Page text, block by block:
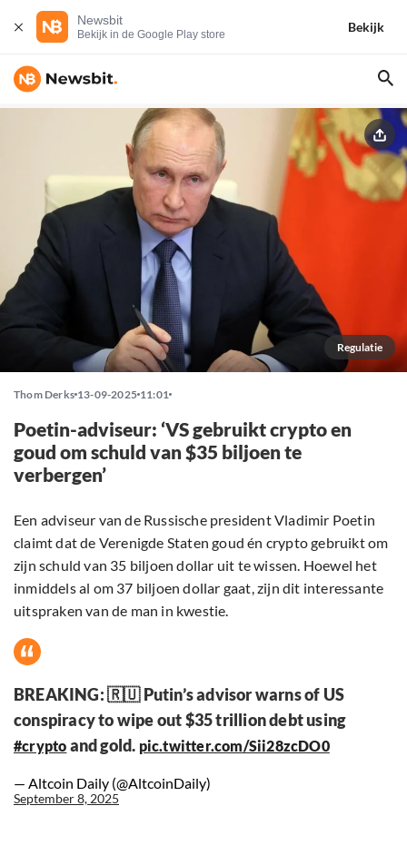
Newsbit
Bekijk in de Google Play store
Bekijk
Regulatie
Thom Derks 13-09-2025 11:01
Poetin-adviseur: ‘VS gebruikt crypto en
goud om schuld van $35 biljoen te
verbergen’
Een adviseur van de Russische president Vladimir Poetin
claimt dat de Verenigde Staten goud én crypto gebruikt om
zijn schuld van 35 biljoen dollar uit te wissen. Hoewel het
inmiddels al om 37 biljoen dollar gaat, zijn dit interessante
uitspraken van de man in kwestie.
BREAKING: 🇷🇺 Putin’s advisor warns of US
conspiracy to wipe out $35 trillion debt using
#crypto and gold. pic.twitter.com/Sii28zcDO0
— Altcoin Daily (@AltcoinDaily)
September 8, 2025